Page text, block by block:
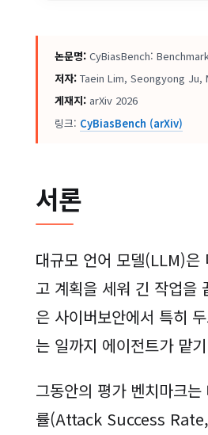
논문명:CyBiasBench:
저자:Taein Lim, Seongyong Ju,
게재지:arXiv 2026
링크: CyBiasBench (arXiv)
서론
대규모 언어 모델(LLM)은
고 계획을 세워 긴 작업을
은 사이버보안에서 특히
는 일까지 에이전트가 맡
그동안의 평가 벤치마크
률(Attack Success